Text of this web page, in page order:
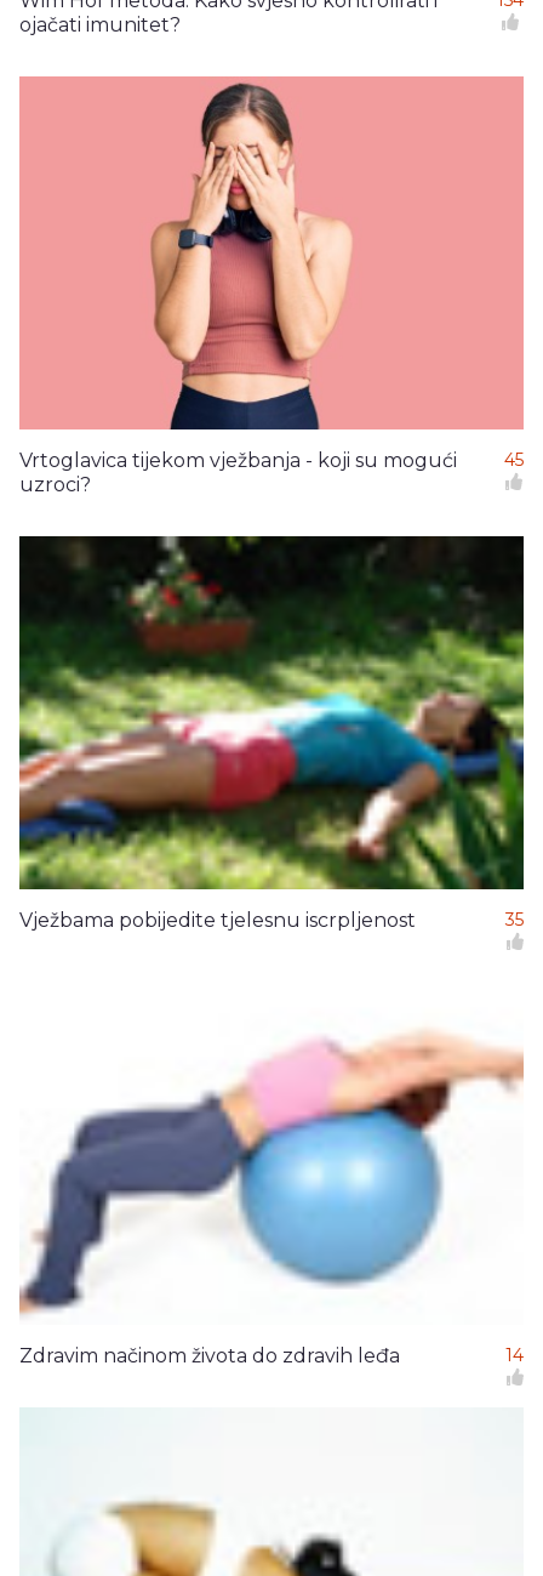
ojačati imunitet?
Vrtoglavica tijekom vježbanja - koji su mogući
uzroci?
45
Vježbama pobijedite tjelesnu iscrpljenost 35
Zdravim načinom života do zdravih leđa 14